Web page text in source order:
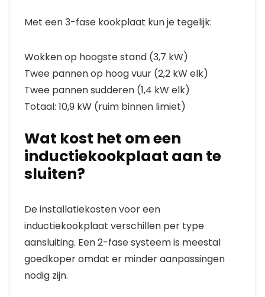
Met een 3-fase kookplaat kun je tegelijk:
Wokken op hoogste stand (3,7 kW)
Twee pannen op hoog vuur (2,2 kW elk)
Twee pannen sudderen (1,4 kW elk)
Totaal: 10,9 kW (ruim binnen limiet)
Wat kost het om een
inductiekookplaat aan te
sluiten?
De installatiekosten voor een
inductiekookplaat verschillen per type
aansluiting. Een 2-fase systeem is meestal
goedkoper omdat er minder aanpassingen
nodig zijn.